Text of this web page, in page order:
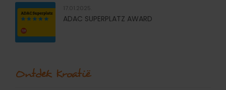
17.01.2025.
ADAC SUPERPLATZ AWARD
Ontdek Kroatië